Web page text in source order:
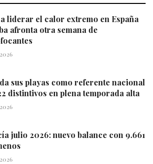
liderar el calor extremo en España
afronta otra semana de
sus playas como referente nacional
distintivos en plena temporada alta
julio 2026: nuevo balance con 9.661